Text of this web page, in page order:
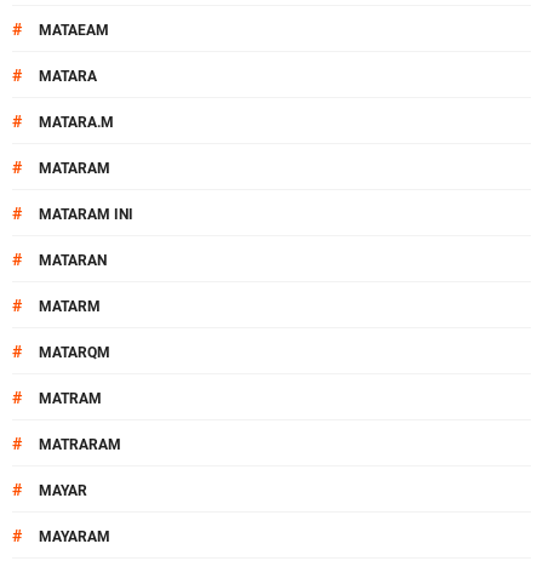
# MATAEAM
# MATARA
# MATARA.M
# MATARAM
# MATARAM INI
# MATARAN
# MATARM
# MATARQM
# MATRAM
# MATRARAM
# MAYAR
# MAYARAM